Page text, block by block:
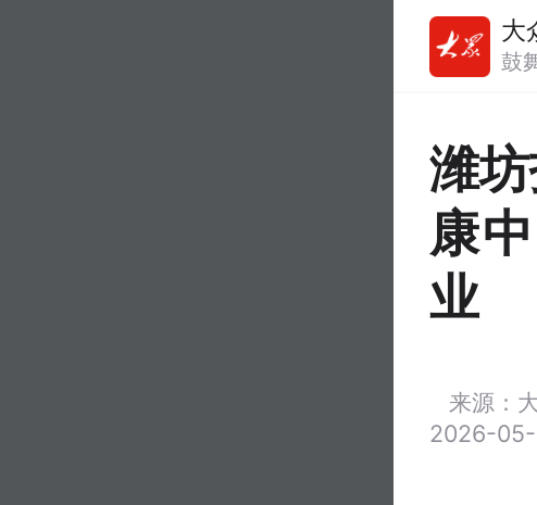
大
鼓
潍
康
业
来源：
2026-